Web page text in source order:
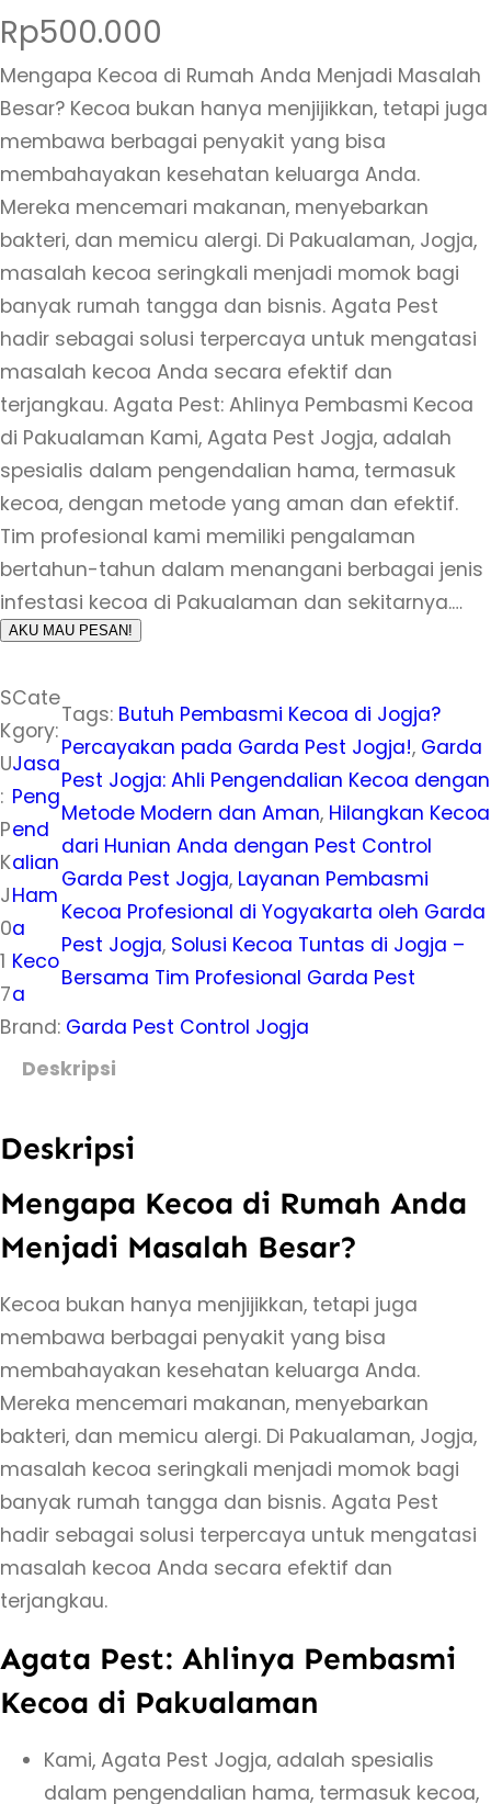
Rp500.000
Mengapa Kecoa di Rumah Anda Menjadi Masalah
Besar? Kecoa bukan hanya menjijikkan, tetapi juga
membawa berbagai penyakit yang bisa
membahayakan kesehatan keluarga Anda.
Mereka mencemari makanan, menyebarkan
bakteri, dan memicu alergi. Di Pakualaman, Jogja,
masalah kecoa seringkali menjadi momok bagi
banyak rumah tangga dan bisnis. Agata Pest
hadir sebagai solusi terpercaya untuk mengatasi
masalah kecoa Anda secara efektif dan
terjangkau. Agata Pest: Ahlinya Pembasmi Kecoa
di Pakualaman Kami, Agata Pest Jogja, adalah
spesialis dalam pengendalian hama, termasuk
kecoa, dengan metode yang aman dan efektif.
Tim profesional kami memiliki pengalaman
bertahun-tahun dalam menangani berbagai jenis
infestasi kecoa di Pakualaman dan sekitarnya.…
AKU MAU PESAN!
S
K
U
:
P
K
J
0
1
7
Cate
gory:
Jasa
Peng
end
alian
Ham
a
Keco
a
Tags: Butuh Pembasmi Kecoa di Jogja?
Percayakan pada Garda Pest Jogja!, Garda
Pest Jogja: Ahli Pengendalian Kecoa dengan
Metode Modern dan Aman, Hilangkan Kecoa
dari Hunian Anda dengan Pest Control
Garda Pest Jogja, Layanan Pembasmi
Kecoa Profesional di Yogyakarta oleh Garda
Pest Jogja, Solusi Kecoa Tuntas di Jogja –
Bersama Tim Profesional Garda Pest
Brand: Garda Pest Control Jogja
Deskripsi
Deskripsi
Mengapa Kecoa di Rumah Anda
Menjadi Masalah Besar?
Kecoa bukan hanya menjijikkan, tetapi juga
membawa berbagai penyakit yang bisa
membahayakan kesehatan keluarga Anda.
Mereka mencemari makanan, menyebarkan
bakteri, dan memicu alergi. Di Pakualaman, Jogja,
masalah kecoa seringkali menjadi momok bagi
banyak rumah tangga dan bisnis. Agata Pest
hadir sebagai solusi terpercaya untuk mengatasi
masalah kecoa Anda secara efektif dan
terjangkau.
Agata Pest: Ahlinya Pembasmi
Kecoa di Pakualaman
Kami, Agata Pest Jogja, adalah spesialis
dalam pengendalian hama, termasuk kecoa,